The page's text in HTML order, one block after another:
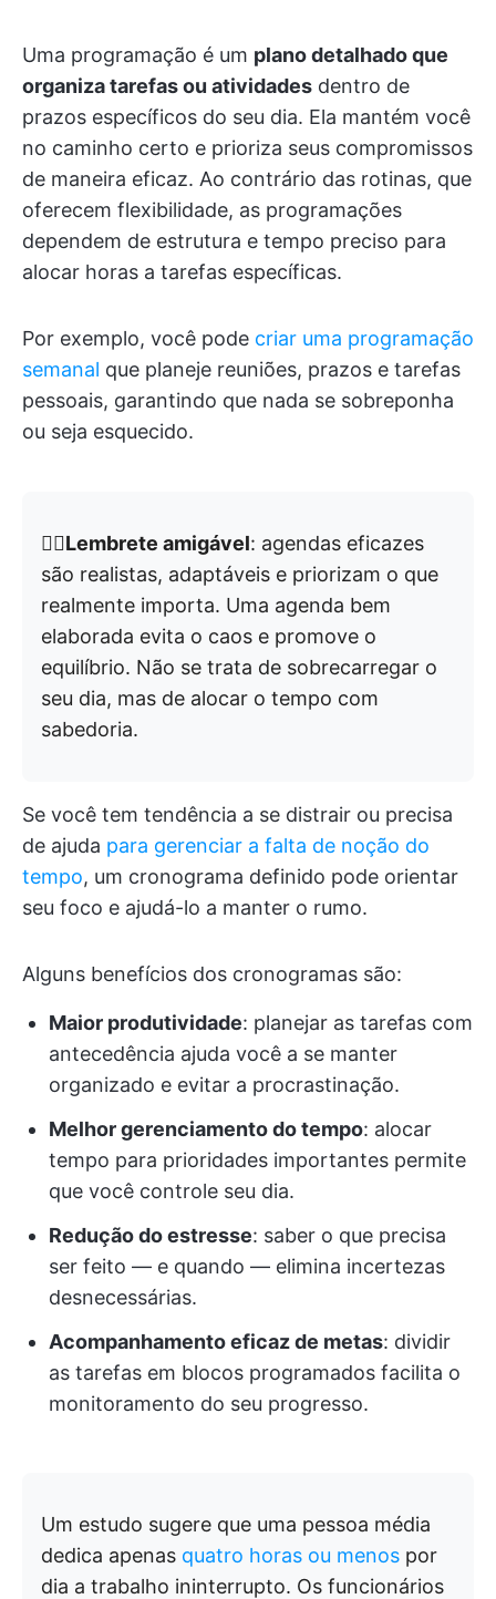
Uma programação é um plano detalhado que
organiza tarefas ou atividades dentro de
prazos específicos do seu dia. Ela mantém você
no caminho certo e prioriza seus compromissos
de maneira eficaz. Ao contrário das rotinas, que
oferecem flexibilidade, as programações
dependem de estrutura e tempo preciso para
alocar horas a tarefas específicas.
Por exemplo, você pode criar uma programação
semanal que planeje reuniões, prazos e tarefas
pessoais, garantindo que nada se sobreponha
ou seja esquecido.
👉🏼Lembrete amigável: agendas eficazes
são realistas, adaptáveis e priorizam o que
realmente importa. Uma agenda bem
elaborada evita o caos e promove o
equilíbrio. Não se trata de sobrecarregar o
seu dia, mas de alocar o tempo com
sabedoria.
Se você tem tendência a se distrair ou precisa
de ajuda para gerenciar a falta de noção do
tempo, um cronograma definido pode orientar
seu foco e ajudá-lo a manter o rumo.
Alguns benefícios dos cronogramas são:
Maior produtividade: planejar as tarefas com
antecedência ajuda você a se manter
organizado e evitar a procrastinação.
Melhor gerenciamento do tempo: alocar
tempo para prioridades importantes permite
que você controle seu dia.
Redução do estresse: saber o que precisa
ser feito — e quando — elimina incertezas
desnecessárias.
Acompanhamento eficaz de metas: dividir
as tarefas em blocos programados facilita o
monitoramento do seu progresso.
Um estudo sugere que uma pessoa média
dedica apenas quatro horas ou menos por
dia a trabalho ininterrupto. Os funcionários